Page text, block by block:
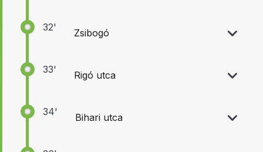
32' Zsibogó
33' Rigó utca
34' Bihari utca